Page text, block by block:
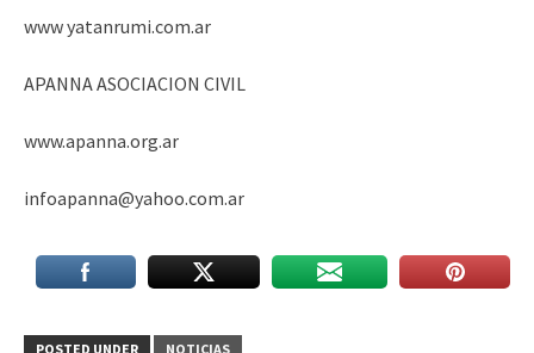
www yatanrumi.com.ar
APANNA ASOCIACION CIVIL
www.apanna.org.ar
infoapanna@yahoo.com.ar
POSTED UNDER NOTICIAS